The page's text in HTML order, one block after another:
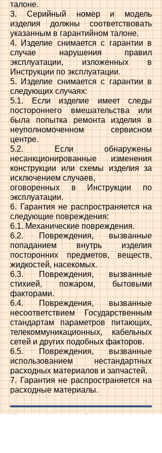
талоне.
3. Серийный номер и модель
изделия должны соответствовать
указанным в гарантийном талоне.
4. Изделие снимается с гарантии в
случае нарушения правил
эксплуатации, изложенных в
Инструкции по эксплуатации.
5. Изделие снимается с гарантии в
следующих случаях:
5.1. Если изделие имеет следы
постороннего вмешательства или
была попытка ремонта изделия в
неуполномоченном сервисном
центре.
5.2. Если обнаружены
несанкционированные изменения
конструкции или схемы изделия за
исключением случаев,
оговоренных в Инструкции по
эксплуатации.
6. Гарантия не распространяется на
следующие повреждения:
6.1. Механические повреждения.
6.2. Повреждения, вызванные
попаданием внутрь изделия
посторонних предметов, веществ,
жидкостей, насекомых.
6.3. Повреждения, вызванные
стихией, пожаром, бытовыми
факторами.
6.4. Повреждения, вызванные
несоответствием Государственным
стандартам параметров питающих,
телекоммуникационных, кабельных
сетей и других подобных факторов.
6.5. Повреждения, вызванные
использованием нестандартных
расходных материалов и запчастей.
7. Гарантия не распространяется на
расходные материалы.
Главная Каталог
Сервис